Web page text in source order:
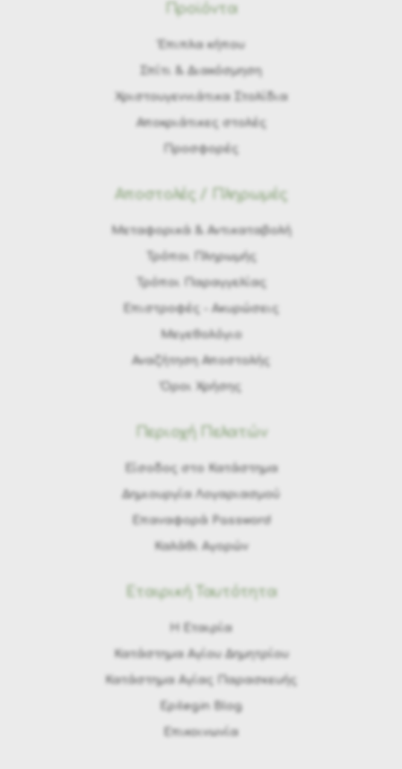
Προϊόντα
Έπιπλα κήπου
Σπίτι & Διακόσμηση
Χριστουγεννιάτικα Στολίδια
Αποκριάτικες στολές
Προσφορές
Αποστολές / Πληρωμές
Μεταφορικά & Αντικαταβολή
Τρόποι Πληρωμής
Τρόποι Παραγγελίας
Eπιστροφές - Ακυρώσεις
Μεγεθολόγιο
Αναζήτηση Αποστολής
Όροι Χρήσης
Περιοχή Πελατών
Είσοδος στο Κατάστημα
Δημιουργία Λογαριασμού
Επαναφορά Password
Καλάθι Αγορών
Εταιρική Ταυτότητα
H Εταιρία
Κατάστημα Αγίου Δημητρίου
Κατάστημα Αγίας Παρασκευής
Epilegin Blog
Επικοινωνία